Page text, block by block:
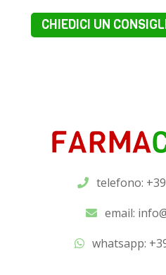
CHIEDICI UN
telefono:
email:
whatsapp: